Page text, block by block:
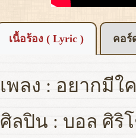
เนื้อร้อง ( Lyric ) คอร์
เพลง : อยากมีใ
ศิลปิน : บอล ศิริ